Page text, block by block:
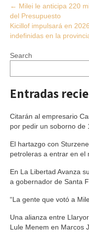
Post
navigation
← Milei le anticipa 220
del Presupuesto
Kicillof impulsará en
indefinidas en la
Search
Entradas
Citarán al empresario
por pedir un soborno de
El hartazgo con
petroleras a entrar en el
En La Libertad Avanza
a gobernador de Santa
“La gente que votó a
Una alianza entre
Lule Menem en Marcos